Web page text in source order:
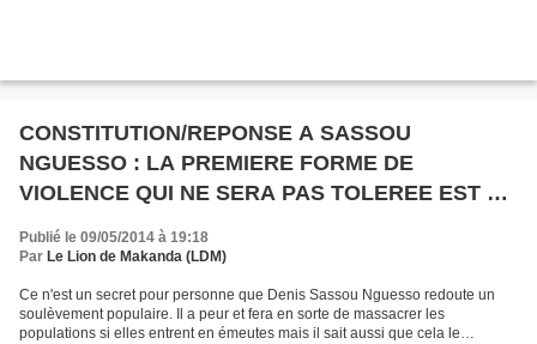
CONSTITUTION/REPONSE A SASSOU
NGUESSO : LA PREMIERE FORME DE
VIOLENCE QUI NE SERA PAS TOLEREE EST LE
VIOLENCE JURIDIQUE
Publié le 09/05/2014 à 19:18
Par Le Lion de Makanda (LDM)
Ce n'est un secret pour personne que Denis Sassou Nguesso redoute un
soulèvement populaire. Il a peur et fera en sorte de massacrer les
populations si elles entrent en émeutes mais il sait aussi que cela le